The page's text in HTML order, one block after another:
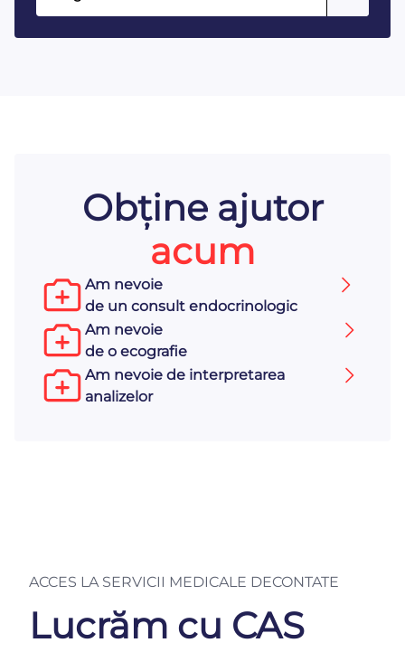
Obține ajutor
acum
Am nevoie
de un consult endocrinologic
Am nevoie
de o ecografie
Am nevoie de interpretarea
analizelor
ACCES LA SERVICII MEDICALE DECONTATE
Lucrăm cu CAS